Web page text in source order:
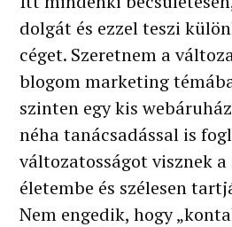
dolgát és ezzel teszi
céget. Szeretnem a
blogom marketing
szinten egy kis
néha tanácsadással is
változatosságot visznek a
életembe és szélesen
Nem engedik, hogy